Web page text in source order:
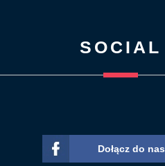
SOCIAL
Dołącz do nas